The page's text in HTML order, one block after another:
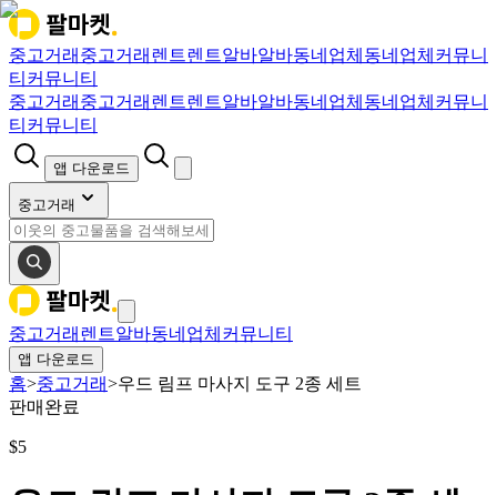
중고거래 중고거래 렌트렌트알바알바동네업체 동네업체 커뮤니
티 커뮤니티
중고거래 중고거래 렌트렌트알바알바동네업체 동네업체 커뮤니
티 커뮤니티
앱 다운로드
중고거래
중고거래 렌트알바동네업체 커뮤니티
앱 다운로드
홈>중고거래>우드 림프 마사지 도구 2종 세트
판매완료
$5